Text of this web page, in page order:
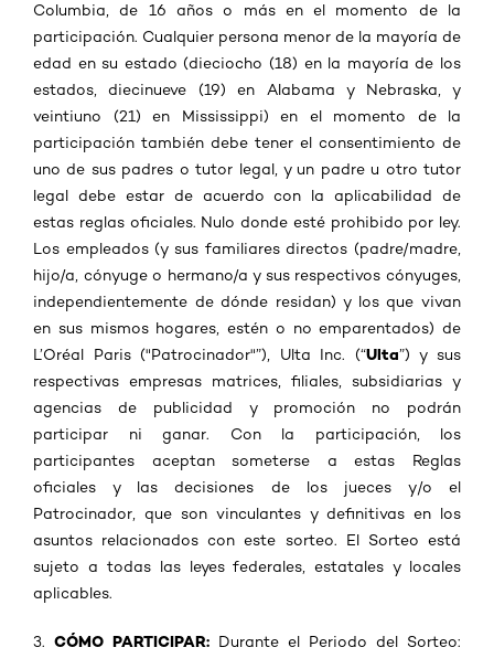
Columbia, de 16 años o más en el momento de la
participación. Cualquier persona menor de la mayoría de
edad en su estado (dieciocho (18) en la mayoría de los
estados, diecinueve (19) en Alabama y Nebraska, y
veintiuno (21) en Mississippi) en el momento de la
participación también debe tener el consentimiento de
uno de sus padres o tutor legal, y un padre u otro tutor
legal debe estar de acuerdo con la aplicabilidad de
estas reglas oficiales. Nulo donde esté prohibido por ley.
Los empleados (y sus familiares directos (padre/madre,
hijo/a, cónyuge o hermano/a y sus respectivos cónyuges,
independientemente de dónde residan) y los que vivan
en sus mismos hogares, estén o no emparentados) de
L’Oréal Paris ("Patrocinador"”), Ulta Inc. (“Ulta”) y sus
respectivas empresas matrices, filiales, subsidiarias y
agencias de publicidad y promoción no podrán
participar ni ganar. Con la participación, los
participantes aceptan someterse a estas Reglas
oficiales y las decisiones de los jueces y/o el
Patrocinador, que son vinculantes y definitivas en los
asuntos relacionados con este sorteo. El Sorteo está
sujeto a todas las leyes federales, estatales y locales
aplicables.
3. CÓMO PARTICIPAR: Durante el Periodo del Sorteo: